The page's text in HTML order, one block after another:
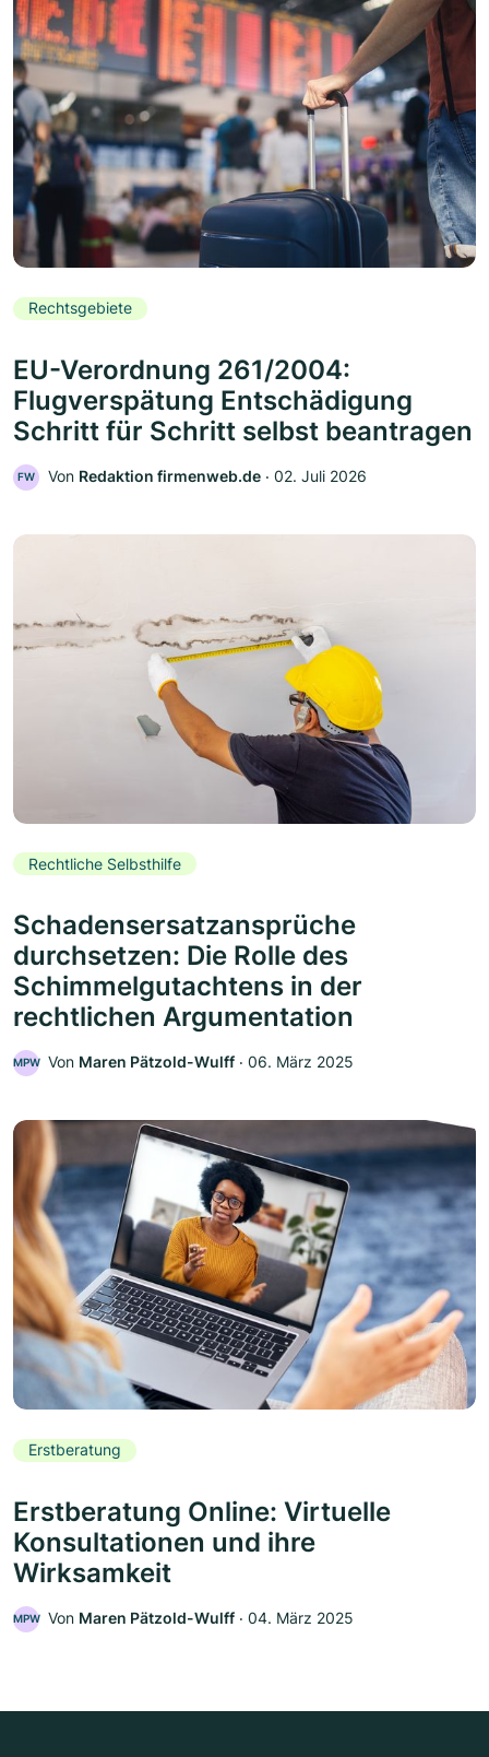
Rechtsgebiete
EU-Verordnung 261/2004:
Flugverspätung Entschädigung
Schritt für Schritt selbst beantragen
FW Von Redaktion firmenweb.de ‧ 02. Juli 2026
Rechtliche Selbsthilfe
Schadensersatzansprüche
durchsetzen: Die Rolle des
Schimmelgutachtens in der
rechtlichen Argumentation
MPW Von Maren Pätzold-Wulff ‧ 06. März 2025
Erstberatung
Erstberatung Online: Virtuelle
Konsultationen und ihre
Wirksamkeit
MPW Von Maren Pätzold-Wulff ‧ 04. März 2025